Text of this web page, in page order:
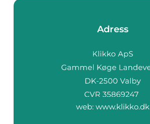
Adress
web: www.klikko.dk